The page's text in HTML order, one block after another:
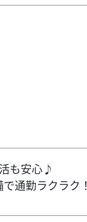
も安心♪
通勤ラクラク！